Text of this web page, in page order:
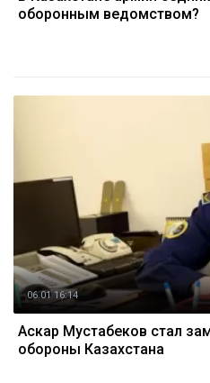
оборонным ведомством?
06.01 16:14
Аскар Мустабеков стал
обороны Казахстана